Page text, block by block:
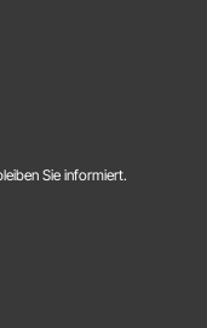
Sie informiert.